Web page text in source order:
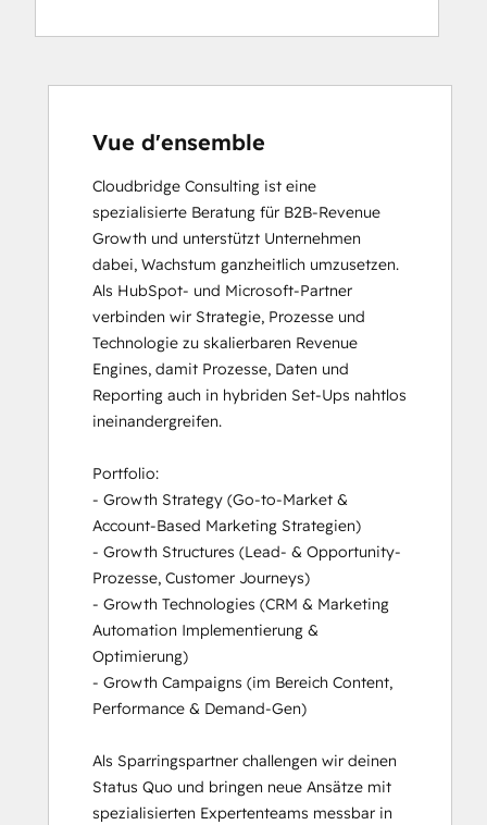
Service Hub Software
Vue d'ensemble
Cloudbridge Consulting ist eine
spezialisierte Beratung für B2B-Revenue
Growth und unterstützt Unternehmen
dabei, Wachstum ganzheitlich umzusetzen.
Als HubSpot- und Microsoft-Partner
verbinden wir Strategie, Prozesse und
Technologie zu skalierbaren Revenue
Engines, damit Prozesse, Daten und
Reporting auch in hybriden Set-Ups nahtlos
ineinandergreifen.
Portfolio:
- Growth Strategy (Go-to-Market &
Account-Based Marketing Strategien)
- Growth Structures (Lead- & Opportunity-
Prozesse, Customer Journeys)
- Growth Technologies (CRM & Marketing
Automation Implementierung &
Optimierung)
- Growth Campaigns (im Bereich Content,
Performance & Demand-Gen)
Als Sparringspartner challengen wir deinen
Status Quo und bringen neue Ansätze mit
spezialisierten Expertenteams messbar in